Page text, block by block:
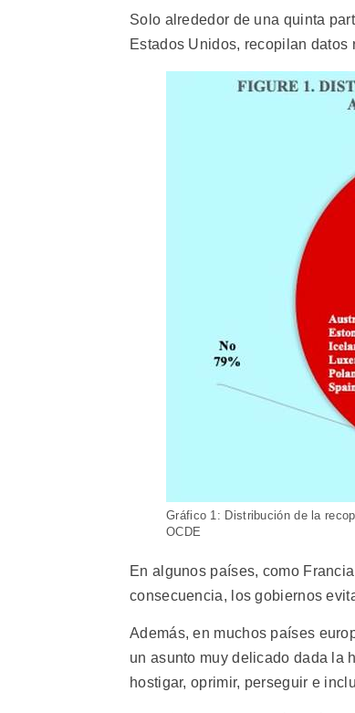
Solo alrededor de una quinta
Estados Unidos, recopilan
Gráfico 1: Distribución de la
OCDE
En algunos países, como
consecuencia, los gobiernos
Además, en muchos países
un asunto muy delicado dada la
hostigar, oprimir, perseguir e